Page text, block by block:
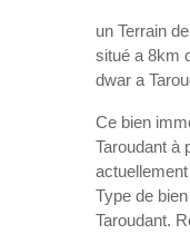
un Terrain
situé a 8km
dwar a
Ce bien
Taroudant à
Type de
Taroudant.